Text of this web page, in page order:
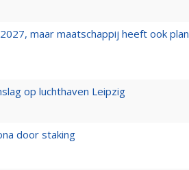
maar maatschappij heeft ook plan
op luchthaven Leipzig
door staking